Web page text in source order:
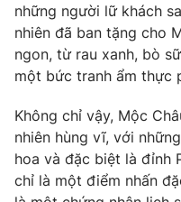
Cơ quan chủ quản:
Đài
Cơ quan báo chí:Thời báo
Giấy phép hoạt động báo
Tổng Biên tập:Vũ Thanh
Phó Tổng Biên tập:Nguyễn
Nguyễn Trọng Ninh
Tổng đài VTV:024.38 355
những người lữ khách
nhiên đã ban tặng cho
ngon, từ rau xanh, bò
một bức tranh ẩm thực
Không chỉ vậy, Mộc
nhiên hùng vĩ, với
hoa và đặc biệt là đỉnh
chỉ là một điểm nhấn